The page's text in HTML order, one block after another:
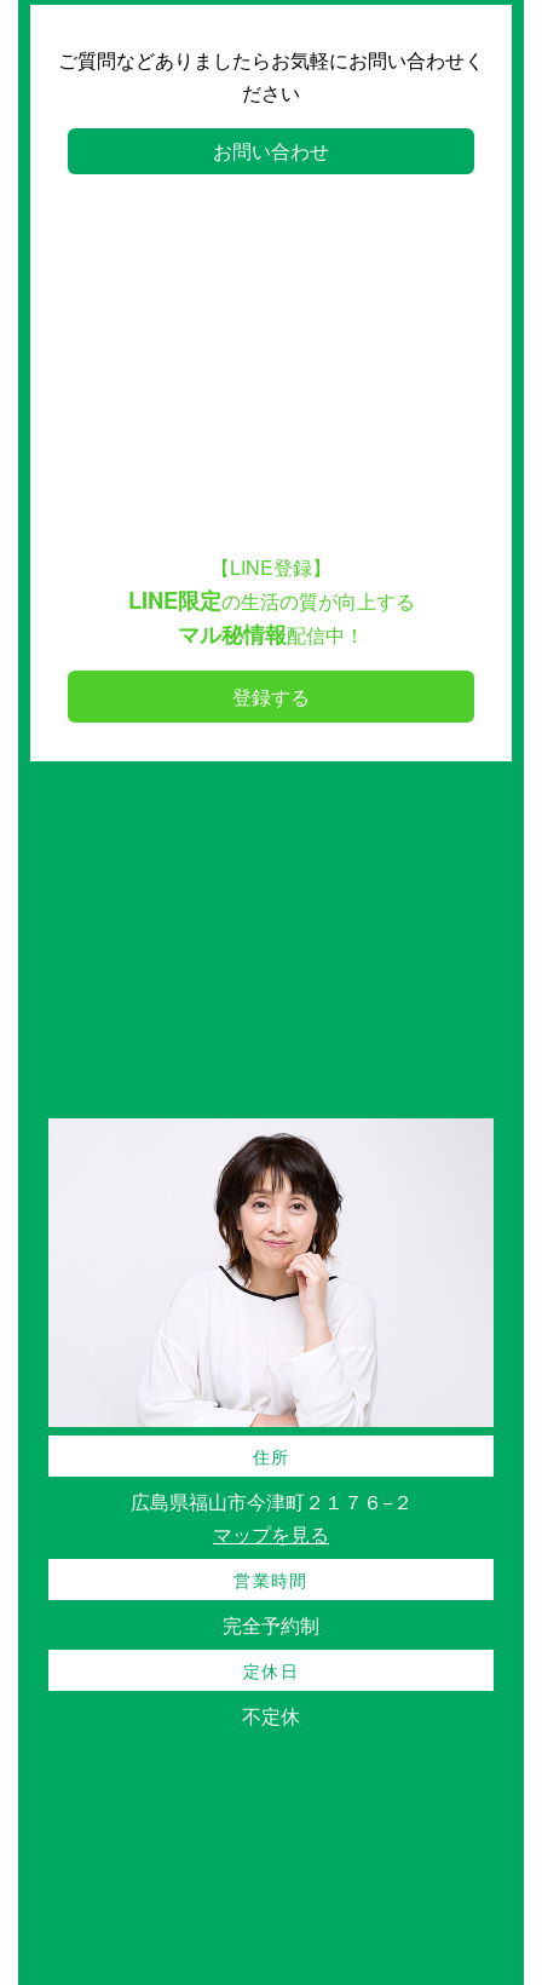
ご質問などありましたらお気軽にお問い合わせく
ださい
お問い合わせ
【LINE登録】
LINE限定の生活の質が向上する
マル秘情報配信中！
登録する
住所
広島県福山市今津町２１７６−２
マップを見る
営業時間
完全予約制
定休日
不定休